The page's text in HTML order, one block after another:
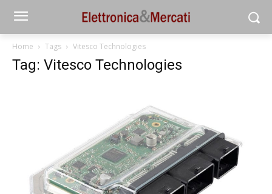
Home Tags Vitesco Technologies
Tag: Vitesco Technologies